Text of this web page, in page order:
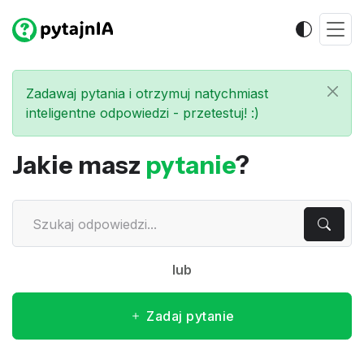
Zadawaj pytania i otrzymuj natychmiast
inteligentne odpowiedzi - przetestuj! :)
Jakie masz pytanie?
lub
Zadaj pytanie